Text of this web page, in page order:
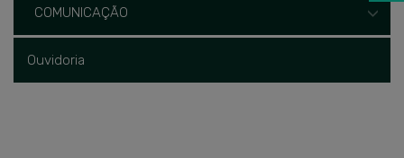
COMUNICAÇÃO
Ouvidoria